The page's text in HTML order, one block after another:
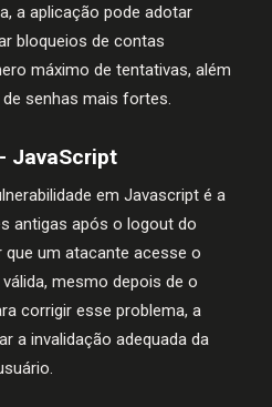
a aplicação pode adotar
bloqueios de contas
máximo de tentativas, além
senhas mais fortes.
JavaScript
em Javascript é a
antigas após o logout do
um atacante acesse o
mesmo depois de o
corrigir esse problema, a
a invalidação adequada da